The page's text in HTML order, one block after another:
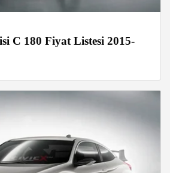
C 180 Fiyat Listesi 2015-